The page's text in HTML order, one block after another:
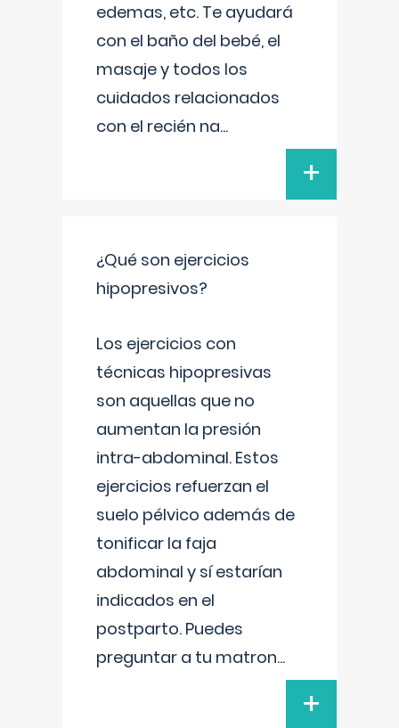
edemas, etc. Te ayudará
con el baño del bebé, el
masaje y todos los
cuidados relacionados
con el recién na...
+
¿Qué son ejercicios
hipopresivos?
Los ejercicios con
técnicas hipopresivas
son aquellas que no
aumentan la presión
intra-abdominal. Estos
ejercicios refuerzan el
suelo pélvico además de
tonificar la faja
abdominal y sí estarían
indicados en el
postparto. Puedes
preguntar a tu matron...
+